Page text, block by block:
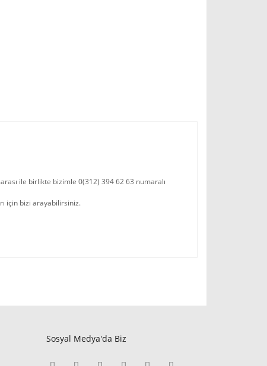
ile birlikte bizimle 0(312) 394 62 63 numaralı
için bizi arayabilirsiniz.
Sosyal Medya'da Biz